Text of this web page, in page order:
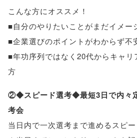
こんな方にオススメ！
■自分のやりたいことがまだイメー
■企業選びのポイントがわからず不
■年功序列ではなく20代からキャリ
方
②◆スピード選考◆最短3日で内々
考会
当日内で一次選考まで進めるスピ